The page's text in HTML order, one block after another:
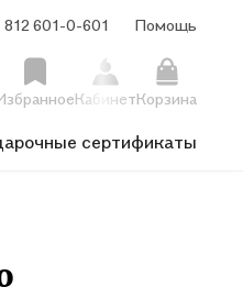
812 601-0-601 Помощь
КабинетКорзина
сертификаты